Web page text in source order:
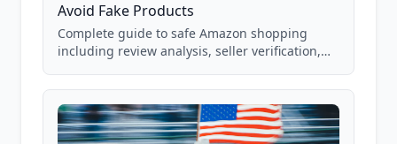
Avoid Fake Products
Complete guide to safe Amazon shopping
including review analysis, seller verification,
and scam avoidance techniques.